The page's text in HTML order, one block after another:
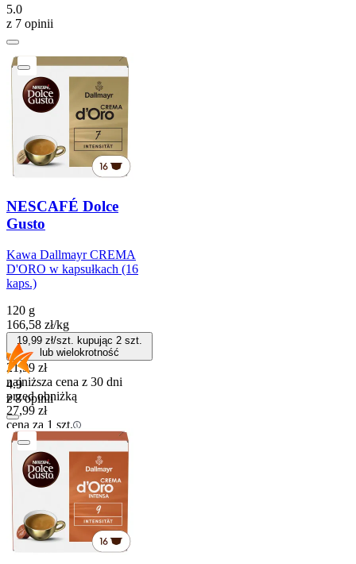
5.0
z 7 opinii
NESCAFÉ Dolce
Gusto
Kawa Dallmayr CREMA
D'ORO w kapsułkach (16
kaps.)
120 g
166,58 zł/kg
19,99 zł/szt. kupując 2 szt.
lub wielokrotność
21,99 zł
najniższa cena z 30 dni
przed obniżką
27,99 zł
cena za 1 szt.
Do koszyka
4.9
z 8 opinii